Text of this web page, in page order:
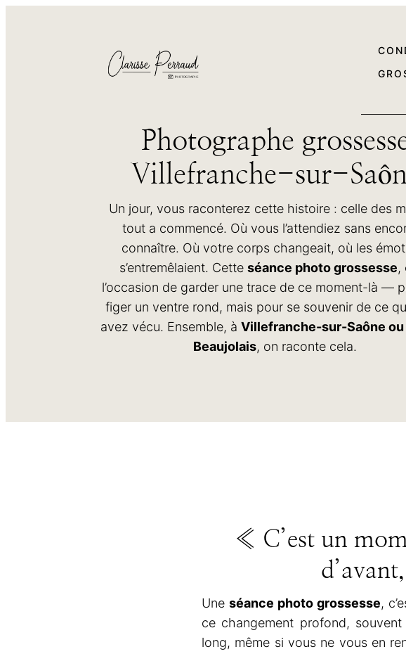
Photographe
Villefranche-sur-
Un jour, vous raconterez cette histoire : celle des
tout a commencé. Où vous l’attendiez sans
connaître. Où votre corps changeait, où les
s’entremêlaient. Cetteséance photo grossesse,
l’occasion de garder une trace de ce moment-là —
figer un ventre rond, mais pour se souvenir de ce
avez vécu. Ensemble, à Villefranche-sur-Saône ou
Beaujolais, on raconte cela.
« C’est un
Une séance photo grossesse,
ce changement profond,
long, même si vous ne vous en